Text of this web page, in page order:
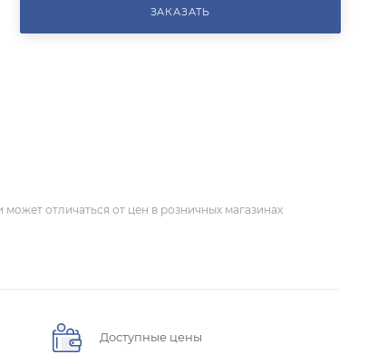
ЗАКАЗАТЬ
отличаться от цен в розничных магазинах
Доступные цены